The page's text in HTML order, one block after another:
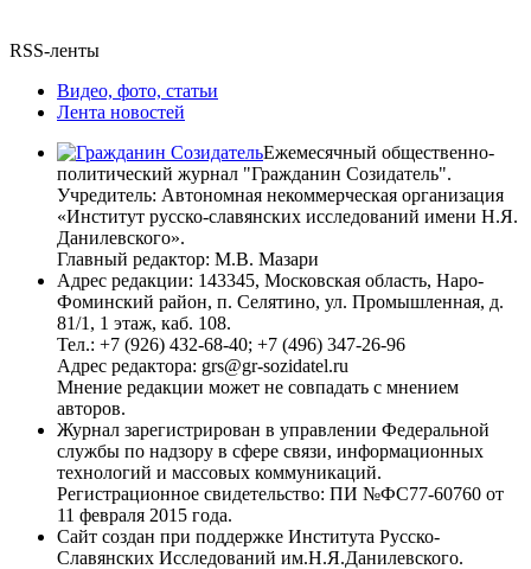
RSS-ленты
Видео, фото, статьи
Лента новостей
Ежемесячный общественно-
политический журнал "Гражданин Созидатель".
Учредитель: Автономная некоммерческая организация
«Институт русско-славянских исследований имени Н.Я.
Данилевского».
Главный редактор: М.В. Мазари
Адрес редакции: 143345, Московская область, Наро-
Фоминский район, п. Селятино, ул. Промышленная, д.
81/1, 1 этаж, каб. 108.
Тел.: +7 (926) 432-68-40; +7 (496) 347-26-96
Адрес редактора: grs@gr-sozidatel.ru
Мнение редакции может не совпадать с мнением
авторов.
Журнал зарегистрирован в управлении Федеральной
службы по надзору в сфере связи, информационных
технологий и массовых коммуникаций.
Регистрационное свидетельство: ПИ №ФС77-60760 от
11 февраля 2015 года.
Сайт создан при поддержке Института Русско-
Славянских Исследований им.Н.Я.Данилевского.